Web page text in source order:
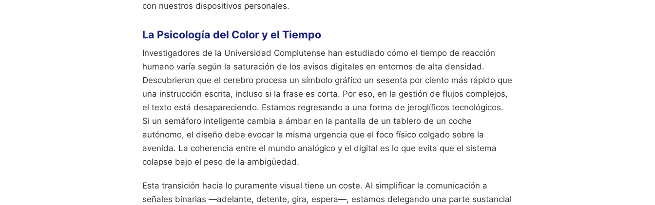
con nuestros dispositivos personales.
La Psicología del Color y el Tiempo
Investigadores de la Universidad Complutense han estudiado cómo el tiempo de reacción
humano varía según la saturación de los avisos digitales en entornos de alta densidad.
Descubrieron que el cerebro procesa un símbolo gráfico un sesenta por ciento más rápido que
una instrucción escrita, incluso si la frase es corta. Por eso, en la gestión de flujos complejos,
el texto está desapareciendo. Estamos regresando a una forma de jeroglíficos tecnológicos.
Si un semáforo inteligente cambia a ámbar en la pantalla de un tablero de un coche
autónomo, el diseño debe evocar la misma urgencia que el foco físico colgado sobre la
avenida. La coherencia entre el mundo analógico y el digital es lo que evita que el sistema
colapse bajo el peso de la ambigüedad.
Esta transición hacia lo puramente visual tiene un coste. Al simplificar la comunicación a
señales binarias —adelante, detente, gira, espera—, estamos delegando una parte sustancial